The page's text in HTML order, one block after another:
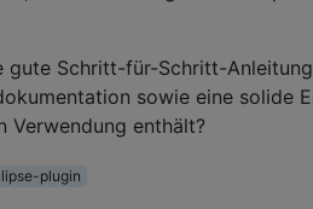
gute Schritt-für-Schritt-Anleitung
sowie eine solide
Verwendung enthält?
plugin